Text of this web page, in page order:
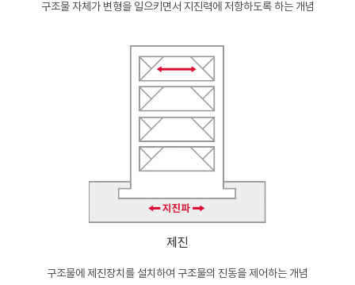
구조물 자체가 변형을 일으키면서 지진력에 저항하도록 하는 개념
제진
구조물에 제진장치를 설치하여 구조물의 진동을 제어하는 개념